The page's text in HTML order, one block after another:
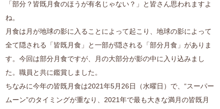
「部分？皆既月食のほうが有名じゃない？」と皆さん思われますよ
ね。
月食は月が地球の影に入ることによって起こり、地球の影によって
全て隠される「皆既月食」と一部が隠される「部分月食」がありま
す。今回は部分月食ですが、月の大部分が影の中に入り込みまし
た。職員と共に鑑賞しました。
ちなみに今年の皆既月食は2021年5月26日（水曜日）で、“スーパー
ムーン”のタイミングが重なり、2021年で最も大きな満月の皆既月